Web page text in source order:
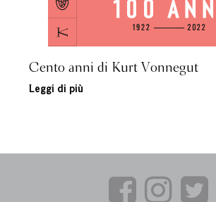
Cento anni di Kurt Vonnegut
Leggi di più